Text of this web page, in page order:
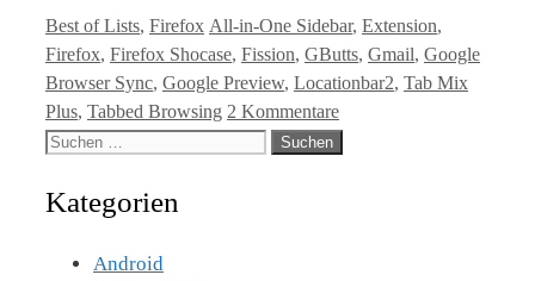
Kategorien
Best of Lists, Firefox Tags
All-in-One Sidebar, Extension,
Firefox, Firefox Shocase, Fission, GButts, Gmail, Google
Browser Sync, Google Preview, Locationbar2, Tab Mix
Plus, Tabbed Browsing 2 Kommentare
Suche
Kategorien
Android